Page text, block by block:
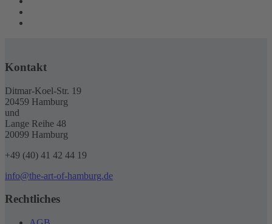
Kontakt
Ditmar-Koel-Str. 19
20459 Hamburg
und
Lange Reihe 48
20099 Hamburg
+49 (40) 41 42 44 19
info@the-art-of-hamburg.de
Rechtliches